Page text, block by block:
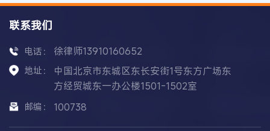
联系我们
电话： 徐律师13910160652
地址：
中国北京市东城区东长安街1号东方广场东
方经贸城东一办公楼1501-1502室
邮编： 100738